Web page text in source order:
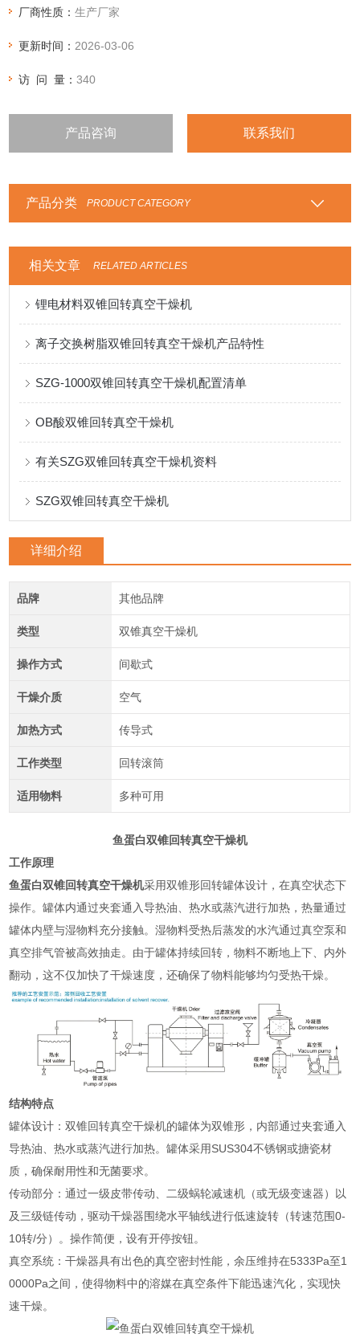
厂商性质：生产厂家
更新时间： 2026-03-06
访 问 量：340
产品咨询 联系我们
产品分类 PRODUCT CATEGORY
相关文章 RELATED ARTICLES
锂电材料双锥回转真空干燥机
离子交换树脂双锥回转真空干燥机产品特性
SZG-1000双锥回转真空干燥机配置清单
OB酸双锥回转真空干燥机
有关SZG双锥回转真空干燥机资料
SZG双锥回转真空干燥机
详细介绍
品牌 其他品牌
类型 双锥真空干燥机
操作方式 间歇式
干燥介质 空气
加热方式 传导式
工作类型 回转滚筒
适用物料 多种可用
鱼蛋白双锥回转真空干燥机
工作原理
鱼蛋白双锥回转真空干燥机采用双锥形回转罐体设计，在真空状态下
操作。罐体内通过夹套通入导热油、热水或蒸汽进行加热，热量通过
罐体内壁与湿物料充分接触。湿物料受热后蒸发的水汽通过真空泵和
真空排气管被高效抽走。由于罐体持续回转，物料不断地上下、内外
翻动，这不仅加快了干燥速度，还确保了物料能够均匀受热干燥‌。
结构特点
‌罐体设计‌：双锥回转真空干燥机的罐体为双锥形，内部通过夹套通入
导热油、热水或蒸汽进行加热。罐体采用SUS304不锈钢或搪瓷材
质，确保耐用性和无菌要求‌。
‌传动部分‌：通过一级皮带传动、二级蜗轮减速机（或无级变速器）以
及三级链传动，驱动干燥器围绕水平轴线进行低速旋转（转速范围0-
10转/分）。操作简便，设有开停按钮‌。
‌真空系统‌：干燥器具有出色的真空密封性能，余压维持在5333Pa至1
0000Pa之间，使得物料中的溶媒在真空条件下能迅速汽化，实现快
速干燥‌。